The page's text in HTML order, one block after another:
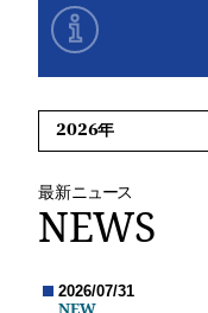
最新ニュース
NEWS
2026/07/31
NEW